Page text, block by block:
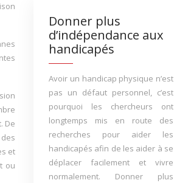
De
et
ou
Donner plus
d’indépendance aux
handicapés
Avoir un handicap physique n’est
pas un défaut personnel, c’est
pourquoi les chercheurs ont
longtemps mis en route des
recherches pour aider les
handicapés afin de les aider à se
déplacer facilement et vivre
normalement. Donner plus